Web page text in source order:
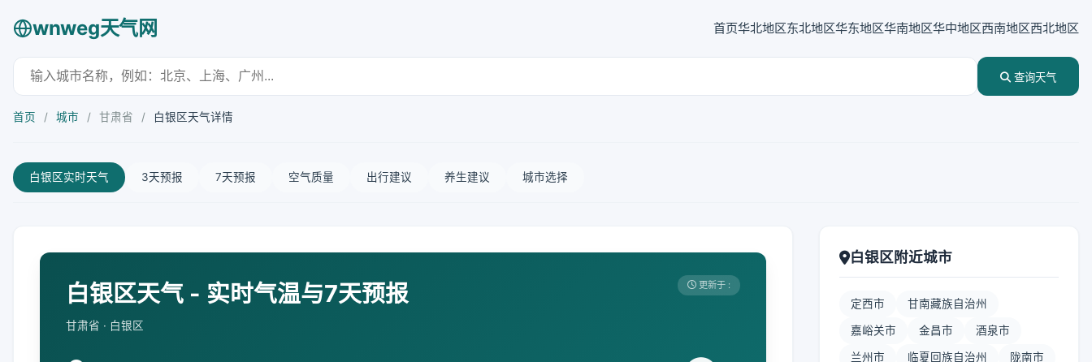
wnweg天气网 首页华北地区东北地区华东地区华南地区华中地区西南地区西北地区
查询天气
首页 / 城市 / 甘肃省 / 白银区天气详情
白银区实时天气 3天预报 7天预报 空气质量 出行建议 养生建议 城市选择
白银区天气 - 实时气温与7天预报
甘肃省 · 白银区
更新于 :
白银区附近城市
定西市 甘南藏族自治州
嘉峪关市 金昌市 酒泉市
兰州市 临夏回族自治州 陇南市